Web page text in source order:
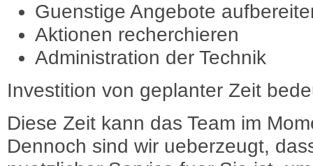
Guenstige Angebote
Aktionen recherchieren
Administration der Technik
Investition von geplanter Zeit
Diese Zeit kann das Team im
Dennoch sind wir ueberzeugt,